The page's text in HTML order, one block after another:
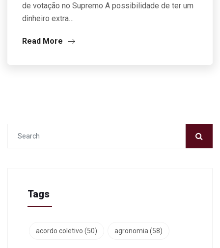
de votação no Supremo A possibilidade de ter um
dinheiro extra…
Read More
Tags
acordo coletivo (50) agronomia (58)